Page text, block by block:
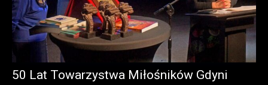
50 Lat Towarzystwa Miłośników Gdyni